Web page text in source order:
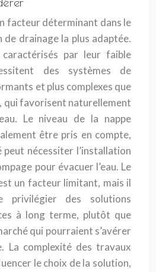
facteur déterminant dans le
drainage la plus adaptée.
par leur faible
des systèmes de
et plus complexes que
qui favorisent naturellement
Le niveau de la nappe
être pris en compte,
peut nécessiter l’installation
pour évacuer l’eau. Le
un facteur limitant, mais il
privilégier des solutions
à long terme, plutôt que
qui pourraient s’avérer
La complexité des travaux
le choix de la solution,